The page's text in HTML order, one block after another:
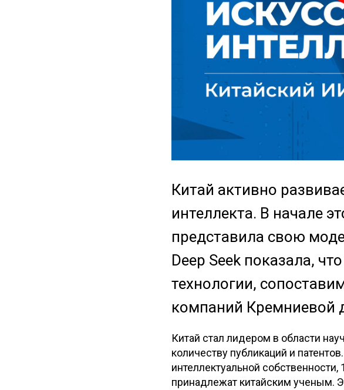
Китай активно
интеллекта. В начале
представила свою
Deep Seek показала,
технологии,
компаний Кремниевой
Китай стал лидером в области
количеству публикаций и
интеллектуальной
принадлежат китайским ученым.